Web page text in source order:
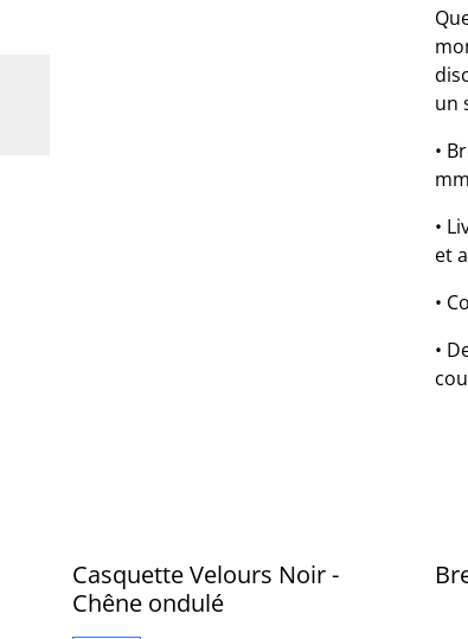
un
•
mm
•
et
•
•
Casquette Velours Noir -
Chêne ondulé